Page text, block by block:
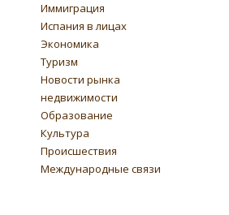
Иммиграция
Испания в лицах
Экономика
Туризм
Новости рынка
недвижимости
Образование
Культура
Происшествия
Международные связи